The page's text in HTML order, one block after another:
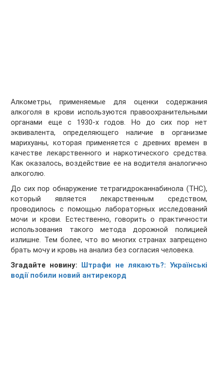
Алкометры, применяемые для оценки содержания
алкоголя в крови используются правоохранительными
органами еще с 1930-х годов. Но до сих пор нет
эквивалента, определяющего наличие в организме
марихуаны, которая применяется с древних времен в
качестве лекарственного и наркотического средства.
Как оказалось, воздействие ее на водителя аналогично
алкоголю.
До сих пор обнаружение тетрагидроканнабинола (THC),
который является лекарственным средством,
проводилось с помощью лабораторных исследований
мочи и крови. Естественно, говорить о практичности
использования такого метода дорожной полицией
излишне. Тем более, что во многих странах запрещено
брать мочу и кровь на анализ без согласия человека.
Згадайте новину: Штрафи не лякають?: Українські
водії побили новий антирекорд